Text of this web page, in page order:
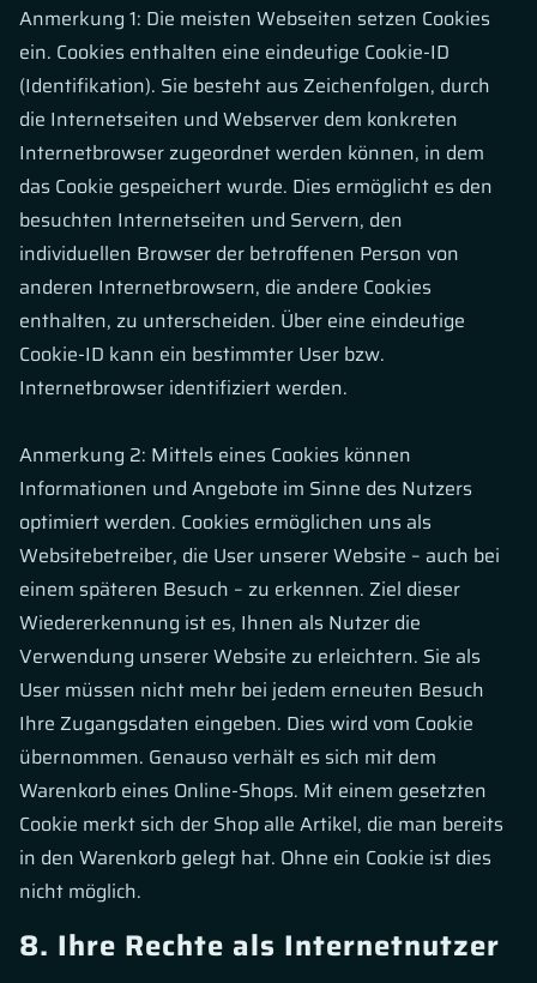
Anmerkung 1: Die meisten Webseiten setzen Cookies
ein. Cookies enthalten eine eindeutige Cookie-ID
(Identifikation). Sie besteht aus Zeichenfolgen, durch
die Internetseiten und Webserver dem konkreten
Internetbrowser zugeordnet werden können, in dem
das Cookie gespeichert wurde. Dies ermöglicht es den
besuchten Internetseiten und Servern, den
individuellen Browser der betroffenen Person von
anderen Internetbrowsern, die andere Cookies
enthalten, zu unterscheiden. Über eine eindeutige
Cookie-ID kann ein bestimmter User bzw.
Internetbrowser identifiziert werden.
Anmerkung 2: Mittels eines Cookies können
Informationen und Angebote im Sinne des Nutzers
optimiert werden. Cookies ermöglichen uns als
Websitebetreiber, die User unserer Website – auch bei
einem späteren Besuch – zu erkennen. Ziel dieser
Wiedererkennung ist es, Ihnen als Nutzer die
Verwendung unserer Website zu erleichtern. Sie als
User müssen nicht mehr bei jedem erneuten Besuch
Ihre Zugangsdaten eingeben. Dies wird vom Cookie
übernommen. Genauso verhält es sich mit dem
Warenkorb eines Online-Shops. Mit einem gesetzten
Cookie merkt sich der Shop alle Artikel, die man bereits
in den Warenkorb gelegt hat. Ohne ein Cookie ist dies
nicht möglich.
8. Ihre Rechte als Internetnutzer